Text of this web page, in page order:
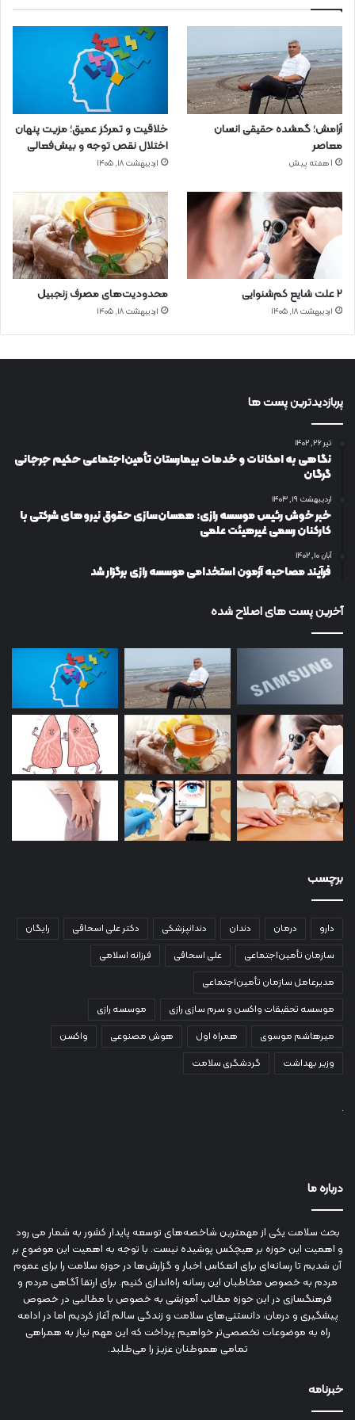
آرامش؛ گمشده حقیقی انسان
معاصر
1 هفته پیش
خلاقیت و تمرکز عمیق؛ مزیت پنهان
اختلال نقص توجه و بیش‌فعالی
اردیبهشت ۱۸, ۱۴۰۵
۲ علت شایع‌ کم‌شنوایی
اردیبهشت ۱۸, ۱۴۰۵
محدودیت‌های مصرف زنجبیل
اردیبهشت ۱۸, ۱۴۰۵
پربازدیدترین پست ها
تیر ۲۶, ۱۴۰۲
نگاهی به امکانات و خدمات بیمارستان تأمین‌اجتماعی حکیم جرجانی
گرگان
اردیبهشت ۱۹, ۱۴۰۳
خبر خوش رئیس موسسه رازی: همسان‌سازی حقوق نیروهای شرکتی با
کارکنان رسمی غیرهیئت علمی
آبان ۱۰, ۱۴۰۲
فرآیند مصاحبه آزمون استخدامی موسسه رازی برگزار شد
آخرین پست های اصلاح شده
برچسب
دارو درمان دندان دندانپزشکی دکتر علی اسحاقی
رایگان
سازمان تأمین‌اجتماعی
علی اسحاقی
فرزانه اسلامی
مدیرعامل سازمان تأمین‌اجتماعی
موسسه تحقیقات واکسن و سرم سازی رازی
موسسه رازی
میرهاشم موسوی
همراه اول هوش مصنوعی
واکسن
وزیر بهداشت
گردشگری سلامت
درباره ما
بحث سلامت یکی از مهمترین شاخصه‌های توسعه پایدار کشور به شمار می رود
و اهمیت این حوزه بر هیچکس پوشیده نیست. با توجه به اهمیت این موضوع بر
آن شدیم تا رسانه‌ای برای انعکاس اخبار و گزارش‌ها در حوزه سلامت را برای عموم
مردم به خصوص مخاطبان این رسانه راه‌اندازی کنیم. برای ارتقا آگاهی مردم و
فرهنگسازی در این حوزه مطالب آموزشی به خصوص با مطالبی در خصوص
پیشگیری و درمان، دانستنی‌های سلامت و زندگی سالم آغاز کردیم اما در ادامه
راه به موضوعات تخصصی‌تر خواهیم پرداخت که این مهم نیاز به همراهی
تمامی هموطنان عزیز را می‌طلبد.
خبرنامه